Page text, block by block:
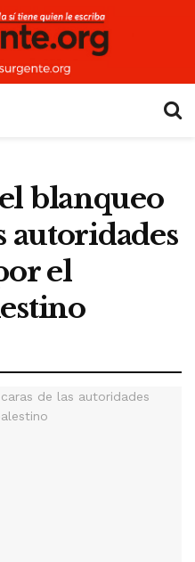
blanqueo
autoridades
el